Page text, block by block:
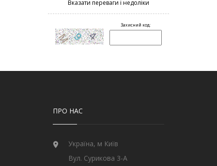
ПРО НАС
Україна, м Київ
Вул. Сурикова 3-А